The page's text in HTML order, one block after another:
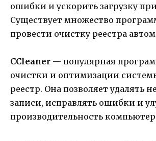
ошибки и ускорить загрузку
Существует множество
провести очистку реестра
CCleaner — популярная
очистки и оптимизации
реестр. Она позволяет удалять
записи, исправлять ошибки и
производительность